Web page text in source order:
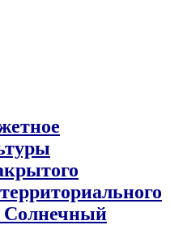
Солнечный